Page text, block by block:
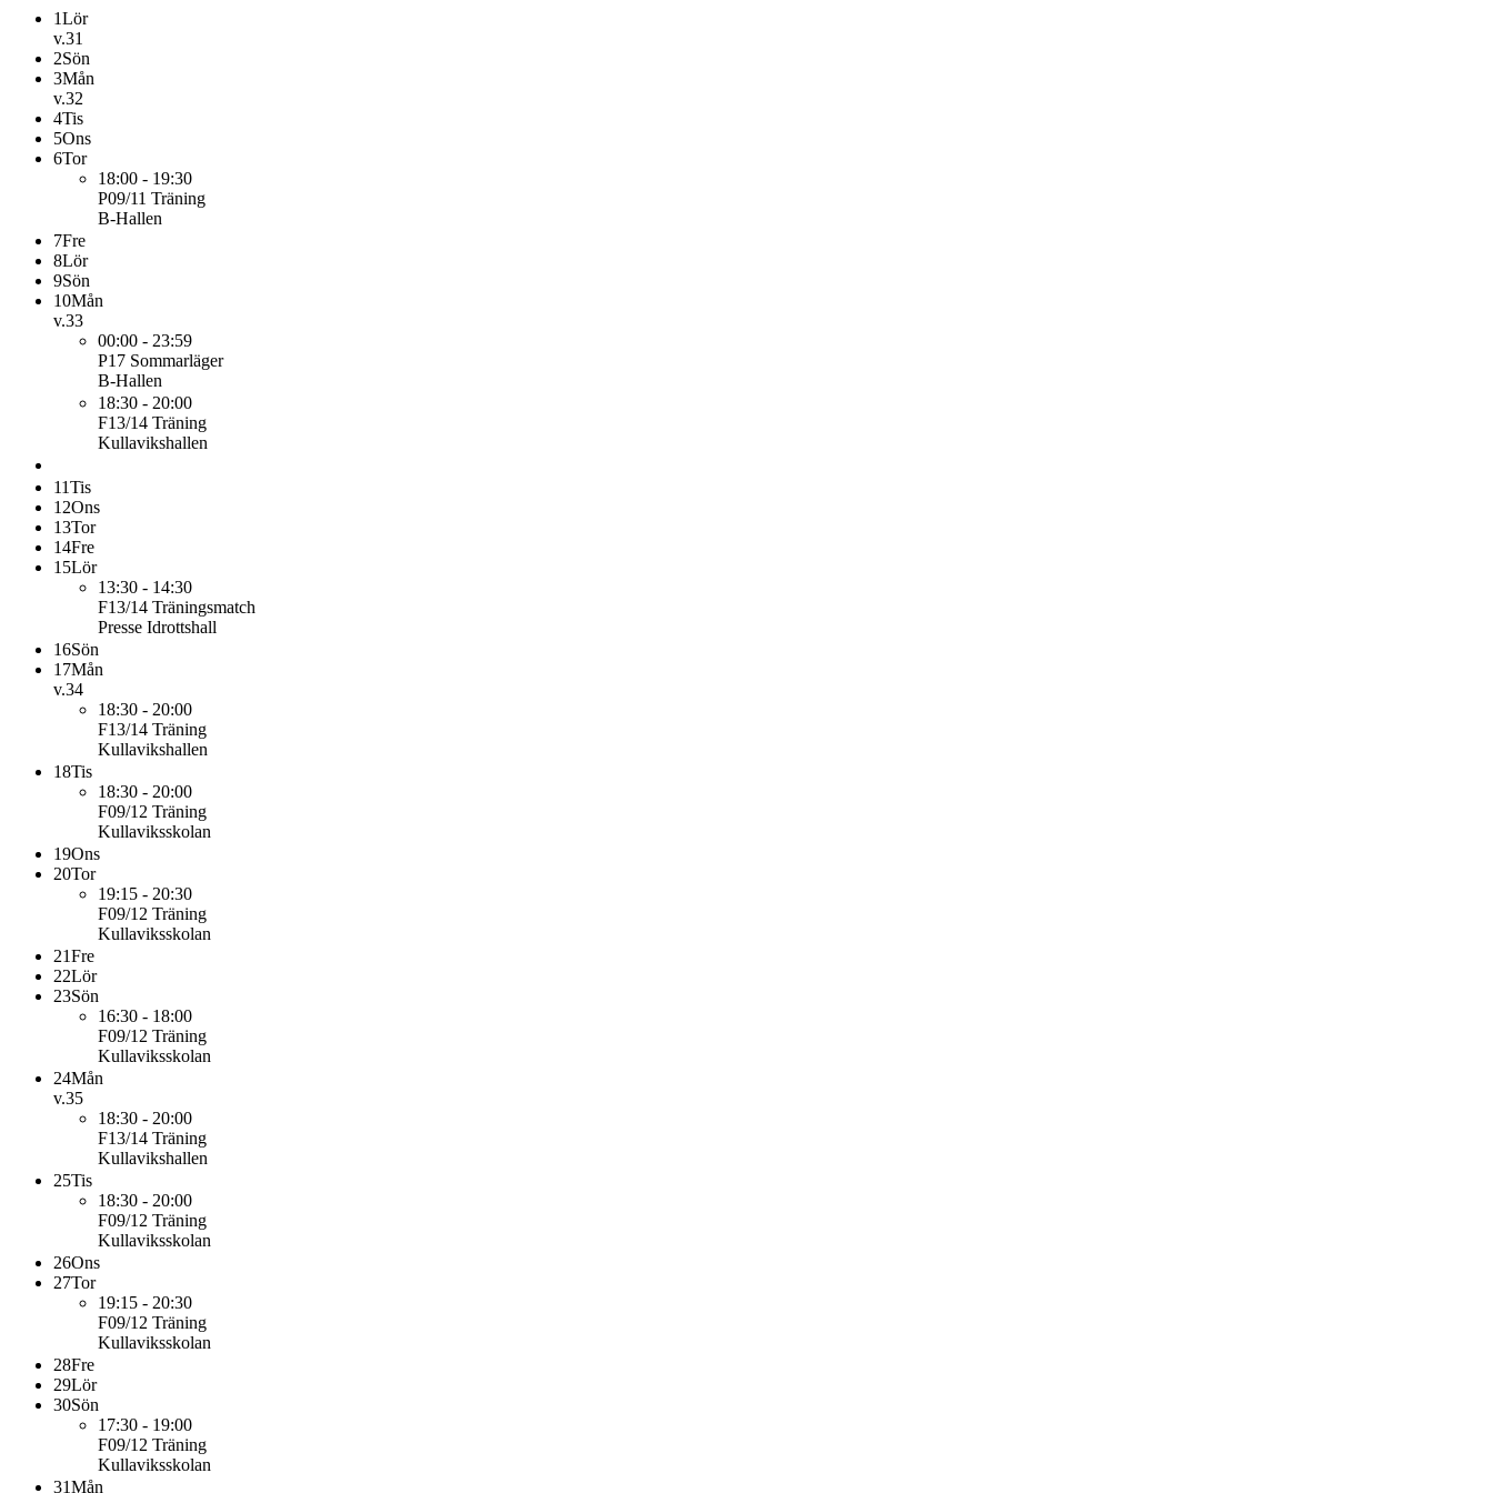
1Lör
v.31
2Sön
3Mån
v.32
4Tis
5Ons
6Tor
18:00 - 19:30
P09/11 Träning
B-Hallen
7Fre
8Lör
9Sön
10Mån
v.33
00:00 - 23:59
P17 Sommarläger
B-Hallen
18:30 - 20:00
F13/14 Träning
Kullavikshallen
11Tis
12Ons
13Tor
14Fre
15Lör
13:30 - 14:30
F13/14 Träningsmatch
Presse Idrottshall
16Sön
17Mån
v.34
18:30 - 20:00
F13/14 Träning
Kullavikshallen
18Tis
18:30 - 20:00
F09/12 Träning
Kullaviksskolan
19Ons
20Tor
19:15 - 20:30
F09/12 Träning
Kullaviksskolan
21Fre
22Lör
23Sön
16:30 - 18:00
F09/12 Träning
Kullaviksskolan
24Mån
v.35
18:30 - 20:00
F13/14 Träning
Kullavikshallen
25Tis
18:30 - 20:00
F09/12 Träning
Kullaviksskolan
26Ons
27Tor
19:15 - 20:30
F09/12 Träning
Kullaviksskolan
28Fre
29Lör
30Sön
17:30 - 19:00
F09/12 Träning
Kullaviksskolan
31Mån